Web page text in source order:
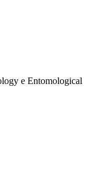
e Entomological